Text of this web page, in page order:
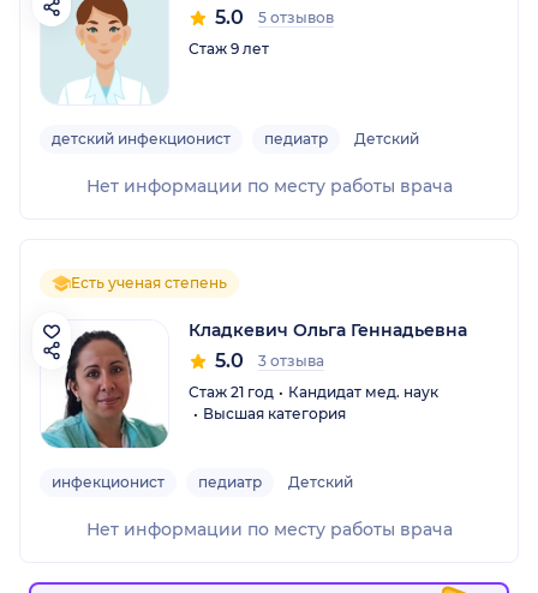
5.0
5 отзывов
Стаж 9 лет
детский инфекционист педиатр Детский
Нет информации по месту работы врача
Есть ученая степень
Кладкевич Ольга Геннадьевна
5.0
3 отзыва
Стаж 21 год
Кандидат мед. наук
Высшая категория
инфекционист педиатр Детский
Нет информации по месту работы врача